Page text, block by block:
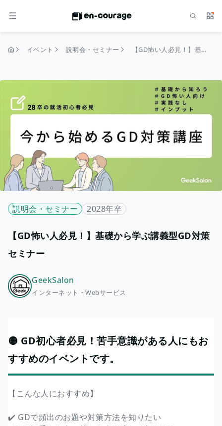
メニュー サ
イベント 説明会・セミナー 【GD怖い人必見！】基礎から学ぶ講義型GD対策セミナー
説明会・セミナー 2028年卒
【GD怖い人必見！】基礎から学ぶ講義型GD対策
セミナー
GeekSalon
インターネット・Webサービス
🟡 GD初心者必見！苦手意識がある人にもお
すすめのイベントです。
【こんな人におすすめ】
✔️ GDで頻出のお題や対策方法を知りたい